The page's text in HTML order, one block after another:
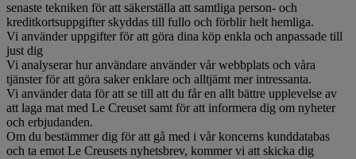
senaste tekniken för att säkerställa att samtliga person- och
kreditkortsuppgifter skyddas till fullo och förblir helt hemliga.
Vi använder uppgifter för att göra dina köp enkla och anpassade till
just dig
Vi analyserar hur användare använder vår webbplats och våra
tjänster för att göra saker enklare och alltjämt mer intressanta.
Vi använder data för att se till att du får en allt bättre upplevelse av
att laga mat med Le Creuset samt för att informera dig om nyheter
och erbjudanden.
Om du bestämmer dig för att gå med i vår koncerns kunddatabas
och ta emot Le Creusets nyhetsbrev, kommer vi att skicka dig